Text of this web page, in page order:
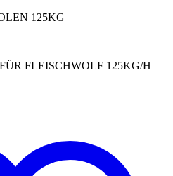
125KG
FLEISCHWOLF 125KG/H